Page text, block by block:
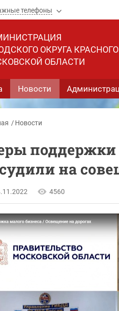
телефоны
ОКРУГА
ОБЛАСТИ
Новости
Новости
поддержки
на
4560